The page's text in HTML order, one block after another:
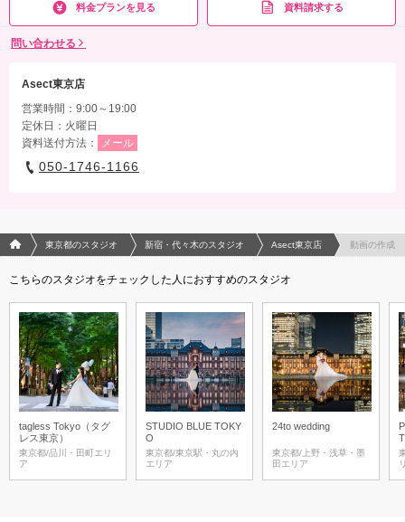
その他含むもの
納品・明るさや色味のレタッチで丁寧に仕上げます）・衣装レンタル（襦袢・掛下・
相談予約する
来店・オンライン
料金プランを見る 資料請求する
問い合わせる
Asect東京店
営業時間：9:00～19:00
定休日：火曜日
資料送付方法：
メール
050-1746-1166
フォトウエディング/結婚写真のPhotorait ホーム
東京都のスタジオ 新宿・代々木のスタジオ Asect東京店 動画の作成
こちらのスタジオをチェックした人におすすめのスタジオ
tagless Tokyo（タグ
レス東京）
東京都/品川・田町エリ
ア
STUDIO BLUE TOKY
O
東京都/東京駅・丸の内
エリア
24to wedding
東京都/上野・浅草・墨
田エリア